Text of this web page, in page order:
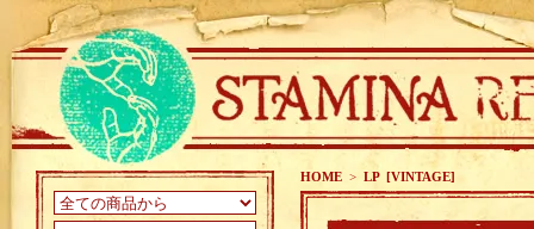
HOME > LP [VINTAGE]